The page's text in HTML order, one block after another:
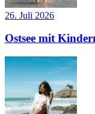
26. Juli 2026
Ostsee mit